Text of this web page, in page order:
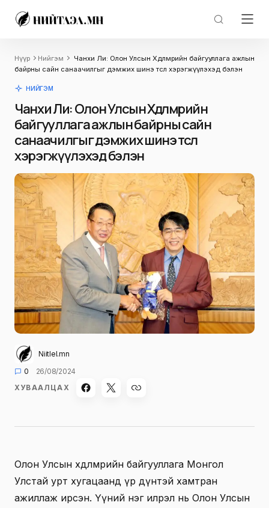
Нүүр Нийгэм
Чанхи Ли: Олон Улсын Хөдөлмөрийн байгууллага ажлын
байрны сайн санаачилгыг дэмжих шинэ төсөл хэрэгжүүлэхэд бэлэн
НИЙГЭМ
Чанхи Ли: Олон Улсын Хөдөлмөрийн
байгууллага ажлын байрны сайн
санаачилгыг дэмжих шинэ төсөл
хэрэгжүүлэхэд бэлэн
Niitlel.mn
0
26/08/2024
ХУВААЛЦАХ
Олон Улсын хөдөлмөрийн байгууллага Монгол
Улстай урт хугацаанд үр дүнтэй хамтран
ажиллаж ирсэн. Үүний нэг илрэл нь Олон Улсын